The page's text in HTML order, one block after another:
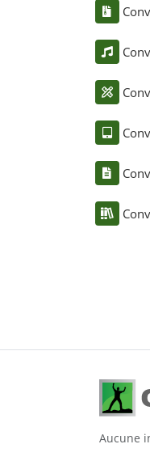
Aucune